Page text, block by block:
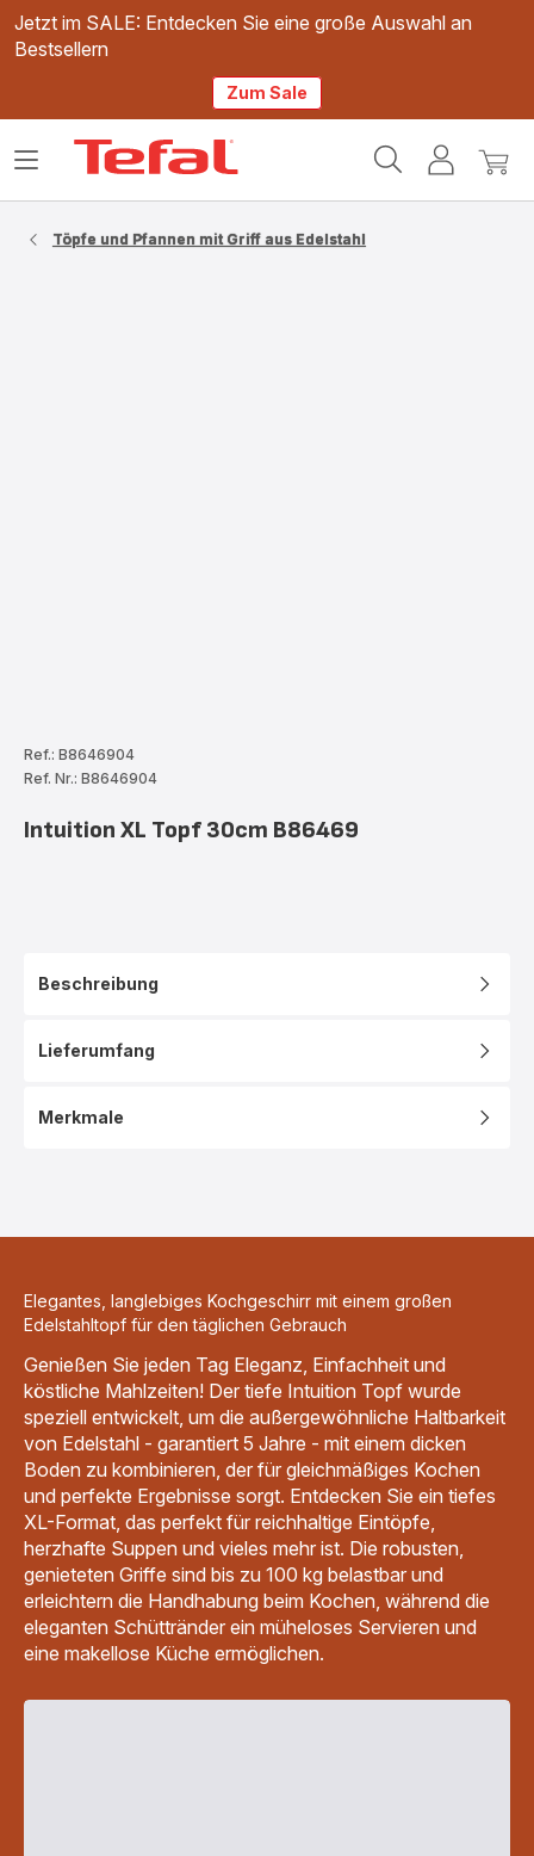
Jetzt im SALE: Entdecken Sie eine große Auswahl an
Bestsellern
Zum Sale
Mein
Mein
Das
Töpfe und Pfannen mit Griff aus Edelstahl
Ref.: B8646904
Ref. Nr.: B8646904
Intuition XL Topf 30cm B86469
Beschreibung
Lieferumfang
Merkmale
Elegantes, langlebiges Kochgeschirr mit einem großen
Edelstahltopf für den täglichen Gebrauch
Genießen Sie jeden Tag Eleganz, Einfachheit und
köstliche Mahlzeiten! Der tiefe Intuition Topf wurde
speziell entwickelt, um die außergewöhnliche Haltbarkeit
von Edelstahl - garantiert 5 Jahre - mit einem dicken
Boden zu kombinieren, der für gleichmäßiges Kochen
und perfekte Ergebnisse sorgt. Entdecken Sie ein tiefes
XL-Format, das perfekt für reichhaltige Eintöpfe,
herzhafte Suppen und vieles mehr ist. Die robusten,
genieteten Griffe sind bis zu 100 kg belastbar und
erleichtern die Handhabung beim Kochen, während die
eleganten Schüttränder ein müheloses Servieren und
eine makellose Küche ermöglichen.